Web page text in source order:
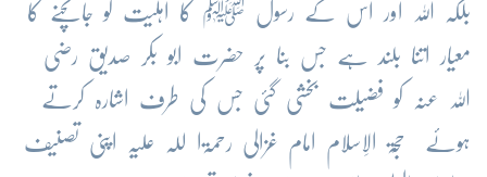
بلکہ اللہ اور اس کے رسول ﷺ کا اہلیت کو جانچنے کا
معیار اتنا بلند ہے جس بنا پر حضرت ابو بکر صدیق رضی
اللہ عنہ کو فضیلت بخشی گئی جس کی طرف اشارہ کرتے
ہوئے حُجۃ الاِسلام امام غزالی رحمۃا للہ علیہ اپنی تصنیف